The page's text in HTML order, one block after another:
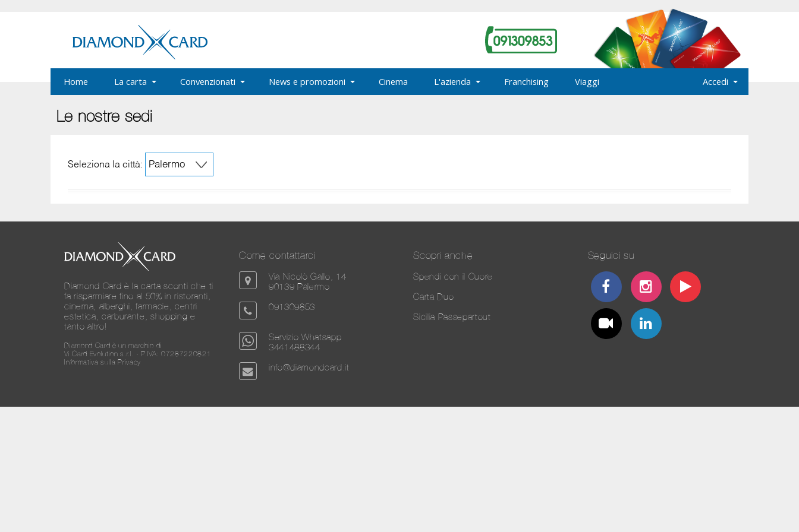
Home La carta Convenzionati News e promozioni Cinema L'azienda Franchising Viaggi Accedi
Le nostre sedi
Seleziona la città:
Diamond Card è la carta sconti che ti
fa risparmiare fino al 50% in ristoranti,
cinema, alberghi, farmacie, centri
estetica, carburante, shopping e
tanto altro!
Diamond Card è un marchio di
Vi.Card Evolution s.r.l. - P.IVA: 07287220821
Informativa sulla Privacy
Come contattarci
Via Nicolò Gallo, 14
90139 Palermo
091309853
Servizio Whatsapp
3441488344
info@diamondcard.it
Scopri anche
Spendi con il Cuore
Carta Duo
Sicilia Passepartout
Seguici su